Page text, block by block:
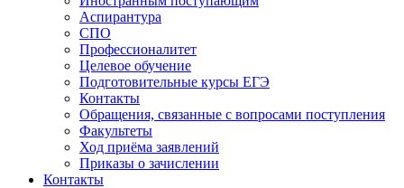
Аспирантура
СПО
Профессионалитет
Целевое обучение
Подготовительные курсы ЕГЭ
Контакты
Обращения, связанные с вопросами поступления
Факультеты
Ход приёма заявлений
Приказы о зачислении
Контакты